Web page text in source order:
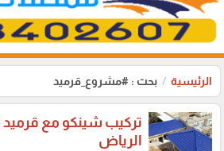
الرئيسية بحث : #مشروع_قرميد
تركيب شينكو مع قرميد
الرياض